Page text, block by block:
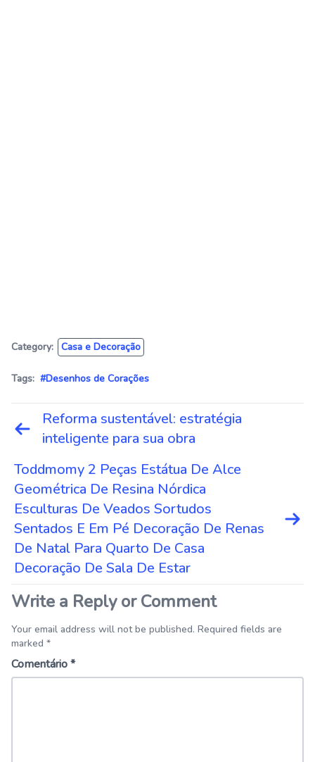
Category: Casa e Decoração
Tags: #Desenhos de Corações
Navegação
de
Reforma sustentável: estratégia
inteligente para sua obra
Toddmomy 2 Peças Estátua De Alce
Geométrica De Resina Nórdica
Esculturas De Veados Sortudos
Sentados E Em Pé Decoração De Renas
De Natal Para Quarto De Casa
Decoração De Sala De Estar
Write a Reply or Comment
Your email address will not be published. Required fields are
marked *
Comentário*